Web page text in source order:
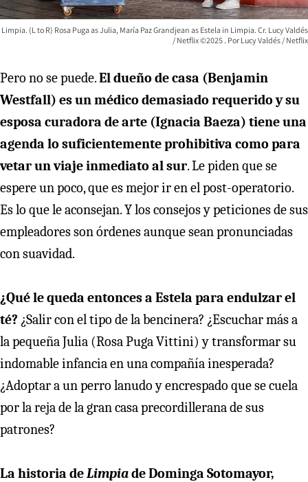
Limpia. (L to R) Rosa Puga as Julia, María Paz Grandjean as Estela in Limpia. Cr. Lucy Valdés
/ Netflix ©2025
Lucy Valdés / Netflix
Pero no se puede.El dueño de casa (Benjamin
Westfall) es un médico demasiado requerido y su
esposa curadora de arte (Ignacia Baeza) tiene una
agenda lo suficientemente prohibitiva como para
vetar un viaje inmediato al sur. Le piden que se
espere un poco, que es mejor ir en el post-operatorio.
Es lo que le aconsejan. Y los consejos y peticiones de sus
empleadores son órdenes aunque sean pronunciadas
con suavidad.
¿Qué le queda entonces a Estela para endulzar el
té? ¿Salir con el tipo de la bencinera? ¿Escuchar más a
la pequeña Julia (Rosa Puga Vittini) y transformar su
indomable infancia en una compañía inesperada?
¿Adoptar a un perro lanudo y encrespado que se cuela
por la reja de la gran casa precordillerana de sus
patrones?
La historia de Limpiade Dominga Sotomayor,